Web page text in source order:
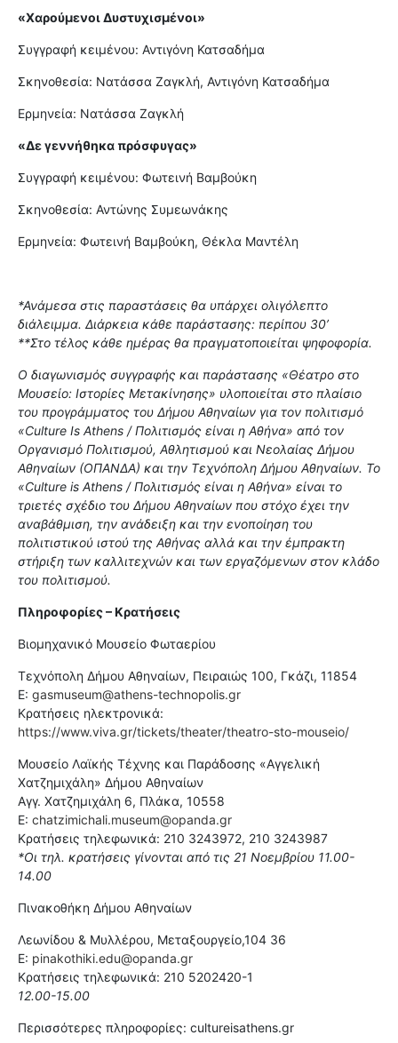
«Χαρούμενοι Δυστυχισμένοι»
Συγγραφή κειμένου: Αντιγόνη Κατσαδήμα
Σκηνοθεσία: Νατάσσα Ζαγκλή, Αντιγόνη Κατσαδήμα
Ερμηνεία: Νατάσσα Ζαγκλή
«Δε γεννήθηκα πρόσφυγας»
Συγγραφή κειμένου: Φωτεινή Βαμβούκη
Σκηνοθεσία: Αντώνης Συμεωνάκης
Ερμηνεία: Φωτεινή Βαμβούκη, Θέκλα Μαντέλη
*Ανάμεσα στις παραστάσεις θα υπάρχει ολιγόλεπτο
διάλειμμα. Διάρκεια κάθε παράστασης: περίπου 30’
**Στο τέλος κάθε ημέρας θα πραγματοποιείται ψηφοφορία.
Ο διαγωνισμός συγγραφής και παράστασης «Θέατρο στο
Μουσείο: Ιστορίες Μετακίνησης» υλοποιείται στο πλαίσιο
του προγράμματος του Δήμου Αθηναίων για τον πολιτισμό
«Culture Is Athens / Πολιτισμός είναι η Αθήνα» από τον
Οργανισμό Πολιτισμού, Αθλητισμού και Νεολαίας Δήμου
Αθηναίων (ΟΠΑΝΔΑ) και την Τεχνόπολη Δήμου Αθηναίων. Το
«Culture is Athens / Πολιτισμός είναι η Αθήνα» είναι το
τριετές σχέδιο του Δήμου Αθηναίων που στόχο έχει την
αναβάθμιση, την ανάδειξη και την ενοποίηση του
πολιτιστικού ιστού της Αθήνας αλλά και την έμπρακτη
στήριξη των καλλιτεχνών και των εργαζόμενων στον κλάδο
του πολιτισμού.
Πληροφορίες – Κρατήσεις
Βιομηχανικό Μουσείο Φωταερίου
Τεχνόπολη Δήμου Αθηναίων, Πειραιώς 100, Γκάζι, 11854
E: gasmuseum@athens-technopolis.gr
Κρατήσεις ηλεκτρονικά:
https://www.viva.gr/tickets/theater/theatro-sto-mouseio/
Μουσείο Λαϊκής Τέχνης και Παράδοσης «Αγγελική
Χατζημιχάλη» Δήμου Αθηναίων
Αγγ. Χατζημιχάλη 6, Πλάκα, 10558
E: chatzimichali.museum@opanda.gr
Κρατήσεις τηλεφωνικά: 210 3243972, 210 3243987
*Οι τηλ. κρατήσεις γίνονται από τις 21 Νοεμβρίου 11.00-
14.00
Πινακοθήκη Δήμου Αθηναίων
Λεωνίδου & Μυλλέρου, Μεταξουργείο,104 36
E: pinakothiki.edu@opanda.gr
Κρατήσεις τηλεφωνικά: 210 5202420-1
12.00-15.00
Περισσότερες πληροφορίες: cultureisathens.gr